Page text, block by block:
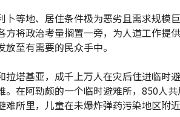
卜等地、居住条件极为恶劣且需求规模
方将政治考量搁置一旁，为人道工作提
至有需要的民众手中。
拉塔基亚，成千上万人在灾后住进临时
。在阿勒颇的一个临时避难所，850人
难所里，儿童在未爆炸弹药污染地区附近